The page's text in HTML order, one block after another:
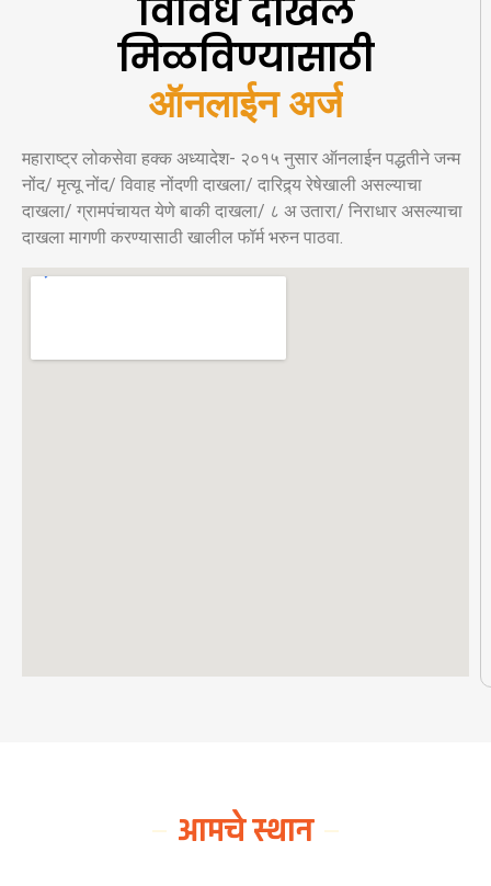
विविध दाखले
मिळविण्यासाठी
ऑनलाईन अर्ज
महाराष्ट्र लोकसेवा हक्क अध्यादेश- २०१५ नुसार ऑनलाईन पद्धतीने जन्म
नोंद/ मृत्यू नोंद/ विवाह नोंदणी दाखला/ दारिद्र्य रेषेखाली असल्याचा
दाखला/ ग्रामपंचायत येणे बाकी दाखला/ ८ अ उतारा/ निराधार असल्याचा
दाखला मागणी करण्यासाठी खालील फॉर्म भरुन पाठवा.
आमचे स्थान